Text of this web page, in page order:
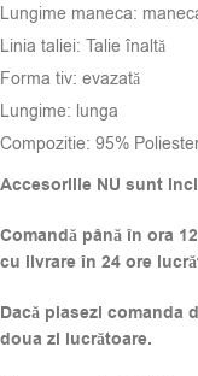
Lungime maneca:
Linia taliei: Talie înaltă
Forma tiv: evazată
Lungime: lunga
Compozitie: 95%
Accesoriile NU sunt
Comandă până în ora
cu livrare în 24 ore
Dacă plasezi comanda
doua zi lucrătoare.